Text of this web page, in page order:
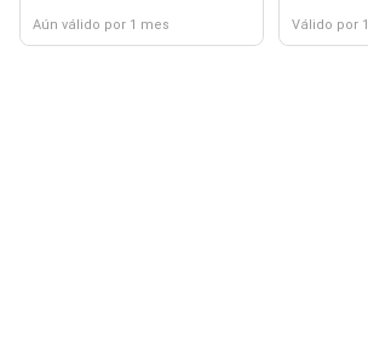
Aún válido por 1 mes Válido por